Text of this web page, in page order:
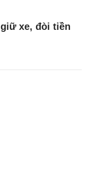
xe, đòi tiền